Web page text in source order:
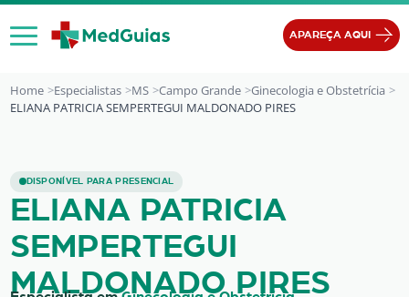
Ir para o conteúdo
APAREÇA AQUI
Home Especialistas MS Campo Grande
Ginecologia e Obstetrícia
ELIANA PATRICIA SEMPERTEGUI MALDONADO PIRES
DISPONÍVEL PARA PRESENCIAL
ELIANA PATRICIA SEMPERTEGUI
ELIANA PATRICIA
SEMPERTEGUI
MALDONADO PIRES